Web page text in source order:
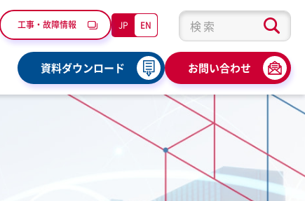
検索キーワード入力
工事・故障情報 JP EN
資料ダウンロード お問い合わせ